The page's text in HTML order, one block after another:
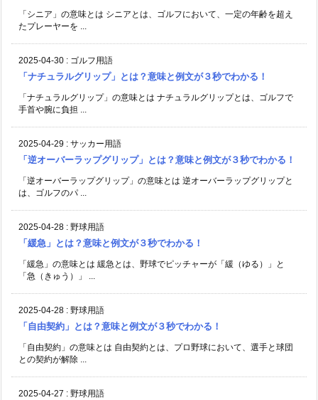
「シニア」の意味とは シニアとは、ゴルフにおいて、一定の年齢を超え
たプレーヤーを ...
2025-04-30 : ゴルフ用語
「ナチュラルグリップ」とは？意味と例文が３秒でわかる！
「ナチュラルグリップ」の意味とは ナチュラルグリップとは、ゴルフで
手首や腕に負担 ...
2025-04-29 : サッカー用語
「逆オーバーラップグリップ」とは？意味と例文が３秒でわかる！
「逆オーバーラップグリップ」の意味とは 逆オーバーラップグリップと
は、ゴルフのパ ...
2025-04-28 : 野球用語
「緩急」とは？意味と例文が３秒でわかる！
「緩急」の意味とは 緩急とは、野球でピッチャーが「緩（ゆる）」と
「急（きゅう）」 ...
2025-04-28 : 野球用語
「自由契約」とは？意味と例文が３秒でわかる！
「自由契約」の意味とは 自由契約とは、プロ野球において、選手と球団
との契約が解除 ...
2025-04-27 : 野球用語